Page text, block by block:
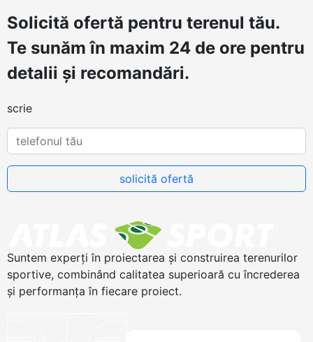
Solicită ofertă pentru terenul tău.
Te sunăm în maxim 24 de ore pentru
detalii și recomandări.
scrie
Suntem experți în proiectarea și construirea terenurilor
sportive, combinând calitatea superioară cu încrederea
și performanța în fiecare proiect.